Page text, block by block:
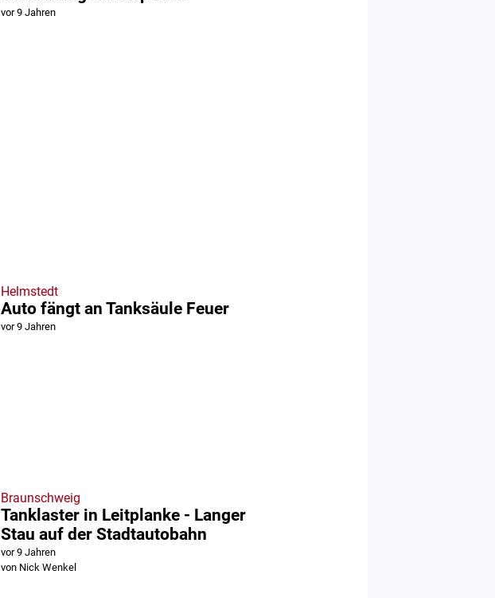
vor 9 Jahren
Helmstedt
Auto fängt an Tanksäule Feuer
vor 9 Jahren
Braunschweig
Tanklaster in Leitplanke - Langer
Stau auf der Stadtautobahn
vor 9 Jahren
von Nick Wenkel